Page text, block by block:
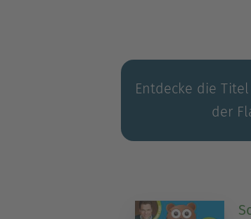
Entdecke die
der